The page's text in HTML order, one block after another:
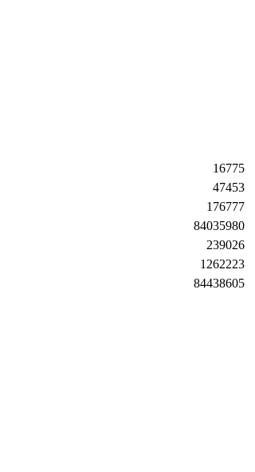
16775
47453
176777
84035980
239026
1262223
84438605